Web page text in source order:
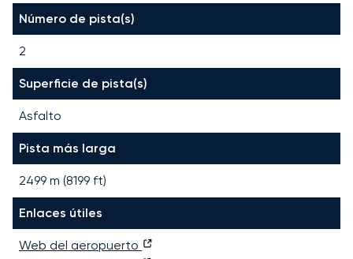
Número de pista(s)
2
Superficie de pista(s)
Asfalto
Pista más larga
2499 m (8199 ft)
Enlaces útiles
Web del aeropuerto